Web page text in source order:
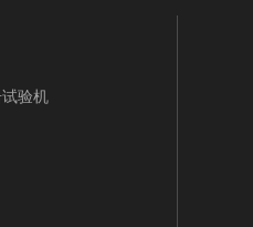
验机